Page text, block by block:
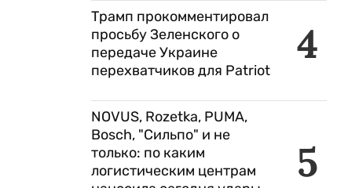
4
Трамп прокомментировал
просьбу Зеленского о
передаче Украине
перехватчиков для Patriot
5
NOVUS, Rozetka, PUMA,
Bosch, "Сильпо" и не
только: по каким
логистическим центрам